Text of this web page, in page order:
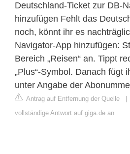
Deutschland-Ticket zur DB-
hinzufügen Fehlt das
noch, könnt ihr es
Navigator-App hinzufügen:
Bereich „Reisen“ an. Tippt
„Plus“-Symbol. Danach fügt
unter Angabe der
Antrag auf Entfernung der Quelle
vollständige Antwort auf giga.de an